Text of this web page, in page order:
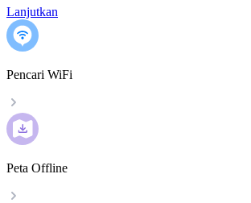
Lanjutkan
Pencari WiFi
Peta Offline